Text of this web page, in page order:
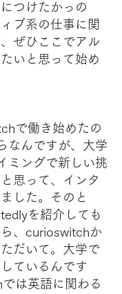
つけたかっの
ブ系の仕事に関
ぜひここでアル
いと思って始め
で働き始めたの
なんですが、大学
ミングで新しい挑
思って、インタ
した。そのと
を紹介しても
、curioswitchか
だいて。大学で
ているんです
は英語に関わる